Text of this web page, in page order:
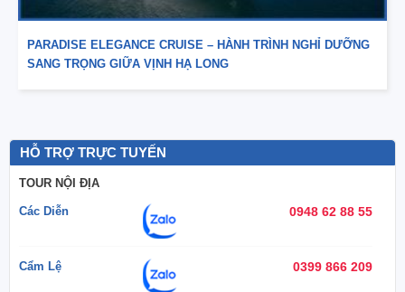
PARADISE ELEGANCE CRUISE – HÀNH TRÌNH NGHỈ DƯỠNG
SANG TRỌNG GIỮA VỊNH HẠ LONG
HỖ TRỢ TRỰC TUYẾN
TOUR NỘI ĐỊA
Các Diễn 0948 62 88 55
Cẩm Lệ 0399 866 209